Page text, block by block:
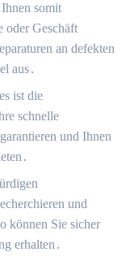
somit
oder Geschäft
an defekten
aus․
ist die
schnelle
und Ihnen
und
können Sie sicher
erhalten․